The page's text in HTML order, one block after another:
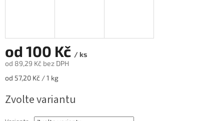
od 100 Kč / ks
od 89,29 Kč bez DPH
Měrná
od 57,20 Kč / 1 kg
Zvolte variantu